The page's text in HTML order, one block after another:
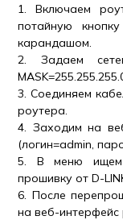
1. Включаем
потайную
карандашом.
2. Задаем
3. Соединяем
роутера.
4. Заходим на
(логин=admin,
5. В меню ищем
прошивку от D-
6. После
на веб-